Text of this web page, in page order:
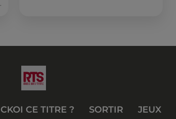
CKOI CE TITRE ? SORTIR JEUX